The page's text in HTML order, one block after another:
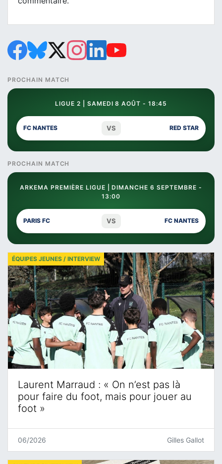
PROCHAIN MATCH
LIGUE 2 | SAMEDI 8 AOÛT - 18:45
FC NANTES VS RED STAR
PROCHAIN MATCH
ARKEMA PREMIÈRE LIGUE | DIMANCHE 6 SEPTEMBRE -
13:00
PARIS FC VS FC NANTES
Laurent Marraud : « On n’est pas là
pour faire du foot, mais pour jouer au
foot »
ÉQUIPES JEUNES / INTERVIEW
06/2026 Gilles Gallot